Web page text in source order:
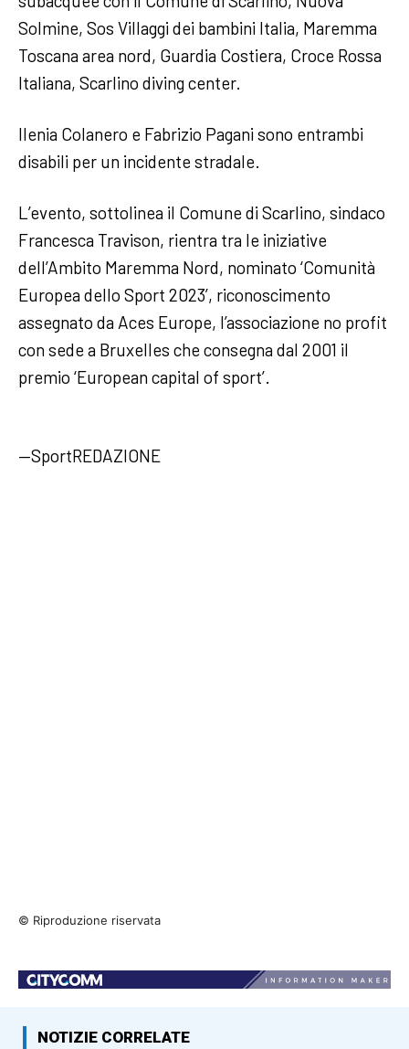
Solmine, Sos Villaggi dei bambini Italia, Maremma
Toscana area nord, Guardia Costiera, Croce Rossa
Italiana, Scarlino diving center.
Ilenia Colanero e Fabrizio Pagani sono entrambi
disabili per un incidente stradale.
L’evento, sottolinea il Comune di Scarlino, sindaco
Francesca Travison, rientra tra le iniziative
dell’Ambito Maremma Nord, nominato ‘Comunità
Europea dello Sport 2023’, riconoscimento
assegnato da Aces Europe, l’associazione no profit
con sede a Bruxelles che consegna dal 2001 il
premio ‘European capital of sport’.
—SportREDAZIONE
© Riproduzione riservata
NOTIZIE CORRELATE